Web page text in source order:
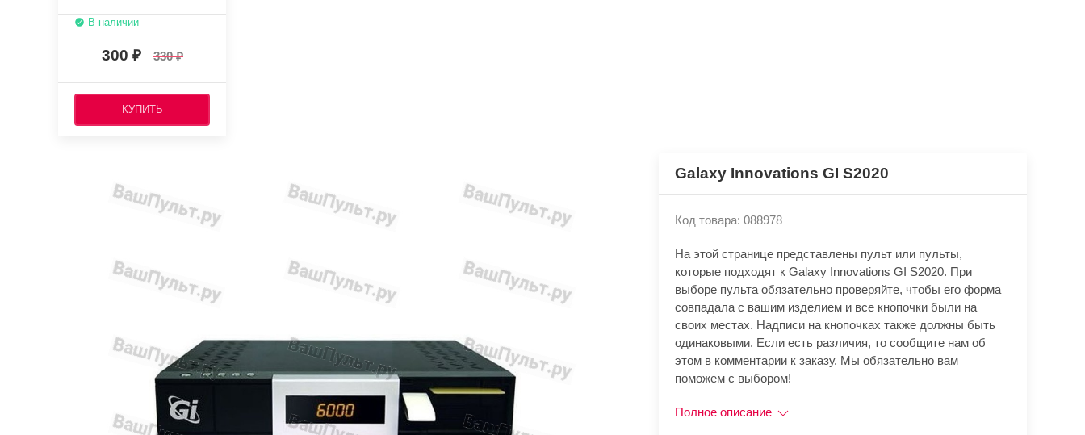
В наличии
300 330
КУПИТЬ
Galaxy Innovations GI S2020
Код товара: 088978
На этой странице представлены пульт или пульты,
которые подходят к Galaxy Innovations GI S2020. При
выборе пульта обязательно проверяйте, чтобы его форма
совпадала с вашим изделием и все кнопочки были на
своих местах. Надписи на кнопочках также должны быть
одинаковыми. Если есть различия, то сообщите нам об
этом в комментарии к заказу. Мы обязательно вам
поможем с выбором!
Полное описание